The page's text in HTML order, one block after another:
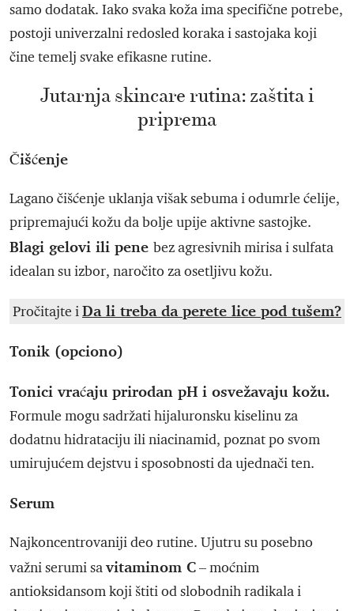
samo dodatak. Iako svaka koža ima specifične potrebe,
postoji univerzalni redosled koraka i sastojaka koji
čine temelj svake efikasne rutine.
Jutarnja skincare rutina: zaštita i
priprema
Čišćenje
Lagano čišćenje uklanja višak sebuma i odumrle ćelije,
pripremajući kožu da bolje upije aktivne sastojke.
Blagi gelovi ili pene bez agresivnih mirisa i sulfata
idealan su izbor, naročito za osetljivu kožu.
Pročitajte iDa li treba da perete lice pod tušem?
Tonik (opciono)
Tonici vraćaju prirodan pH i osvežavaju kožu.
Formule mogu sadržati hijaluronsku kiselinu za
dodatnu hidrataciju ili niacinamid, poznat po svom
umirujućem dejstvu i sposobnosti da ujednači ten.
Serum
Najkoncentrovaniji deo rutine. Ujutru su posebno
važni serumi savitaminom C– moćnim
antioksidansom koji štiti od slobodnih radikala i